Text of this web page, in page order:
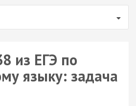
из ЕГЭ по
языку: задача